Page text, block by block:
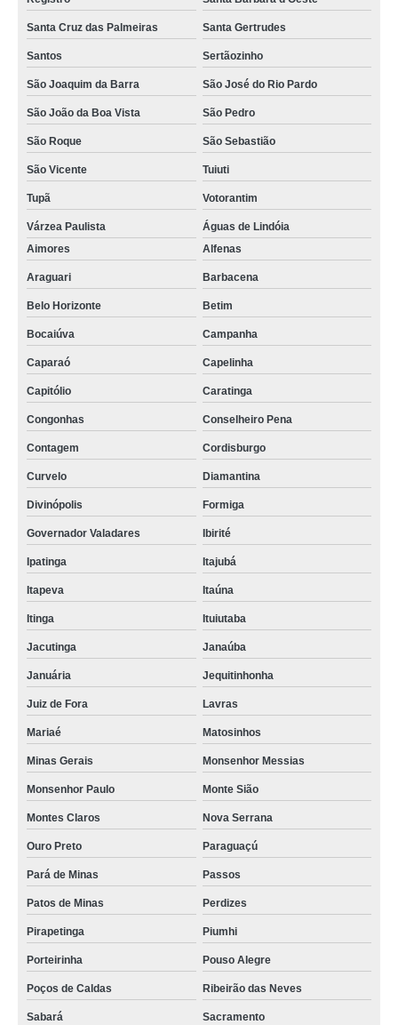
Santa Cruz das Palmeiras Santa Gertrudes
Santos Sertãozinho
São Joaquim da Barra São José do Rio Pardo
São João da Boa Vista São Pedro
São Roque São Sebastião
São Vicente Tuiuti
Tupã Votorantim
Várzea Paulista
Águas de Lindóia
Aimores
Alfenas
Araguari Barbacena
Belo Horizonte Betim
Bocaiúva Campanha
Caparaó Capelinha
Capitólio Caratinga
Congonhas Conselheiro Pena
Contagem Cordisburgo
Curvelo Diamantina
Divinópolis Formiga
Governador Valadares Ibirité
Ipatinga Itajubá
Itapeva Itaúna
Itinga Ituiutaba
Jacutinga Janaúba
Januária Jequitinhonha
Juiz de Fora Lavras
Mariaé Matosinhos
Minas Gerais Monsenhor Messias
Monsenhor Paulo Monte Sião
Montes Claros Nova Serrana
Ouro Preto Paraguaçú
Pará de Minas Passos
Patos de Minas Perdizes
Pirapetinga Piumhi
Porteirinha Pouso Alegre
Poços de Caldas Ribeirão das Neves
Sabará Sacramento